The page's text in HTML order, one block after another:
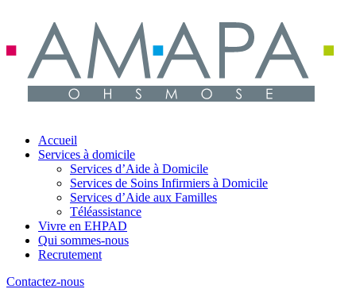
Accueil
Services à domicile
Services d’Aide à Domicile
Services de Soins Infirmiers à Domicile
Services d’Aide aux Familles
Téléassistance
Vivre en EHPAD
Qui sommes-nous
Recrutement
Contactez-nous